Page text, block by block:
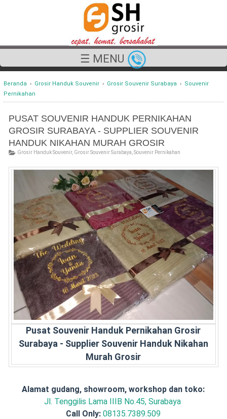
☰ MENU
Beranda › Grosir Handuk Souvenir › Grosir Souvenir Surabaya › Souvenir
Pernikahan
PUSAT SOUVENIR HANDUK PERNIKAHAN
GROSIR SURABAYA - SUPPLIER SOUVENIR
HANDUK NIKAHAN MURAH GROSIR
Grosir Handuk Souvenir, Grosir Souvenir Surabaya Souvenir Pernikahan
Pusat Souvenir Handuk Pernikahan Grosir
Surabaya - Supplier Souvenir Handuk Nikahan
Murah Grosir
Alamat gudang, showroom, workshop dan toko:
Jl. Tenggilis Lama IIIB No.45, Surabaya
Call Only: 08135.7389.509